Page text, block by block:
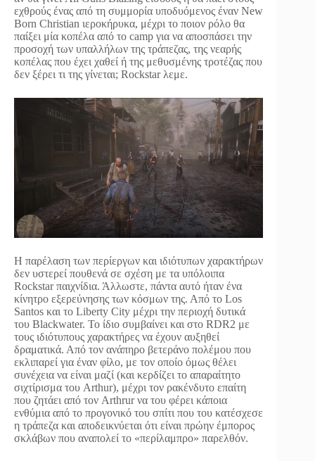
εχθρούς ένας από τη συμμορία υποδυόμενος έναν New
Born Christian ιεροκήρυκα, μέχρι το ποιον ρόλο θα
παίξει μία κοπέλα από το camp για να αποσπάσει την
προσοχή των υπαλλήλων της τράπεζας, της νεαρής
κοπέλας που έχει χαθεί ή της μεθυσμένης τροτέζας που
δεν ξέρει τι της γίνεται; Rockstar λεμε.
Η παρέλαση των περίεργων και ιδιότυπων χαρακτήρων
δεν υστερεί πουθενά σε σχέση με τα υπόλοιπα
Rockstar παιχνίδια. Άλλωστε, πάντα αυτό ήταν ένα
κίνητρο εξερεύνησης των κόσμων της. Από το Los
Santos και το Liberty City μέχρι την περιοχή δυτικά
του Blackwater. Το ίδιο συμβαίνει και στο RDR2 με
τους ιδιότυπους χαρακτήρες να έχουν αυξηθεί
δραματικά. Από τον ανάπηρο βετεράνο πολέμου που
εκλιπαρεί για έναν φίλο, με τον οποίο όμως θέλει
συνέχεια να είναι μαζί (και κερδίζει το απαραίτητο
σιχτίρισμα του Arthur), μέχρι τον ρακένδυτο επαίτη
που ζητάει από τον Arthrur να του φέρει κάποια
ενθύμια από το προγονικό του σπίτι που του κατέσχεσε
η τράπεζα και αποδεικνύεται ότι είναι πρώην έμπορος
σκλάβων που αναπολεί το «περίλαμπρο» παρελθόν.